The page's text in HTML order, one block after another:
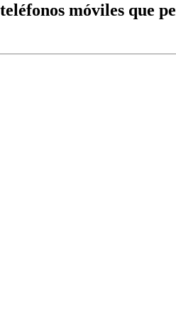
móviles que